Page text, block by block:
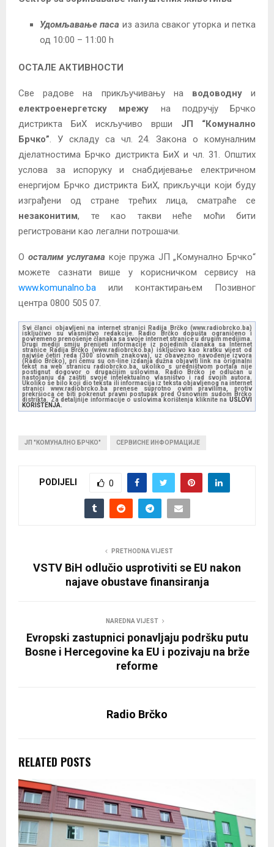
Удомљавање паса из азила сваког уторка и петка
од 10:00 – 11:00 h
ОСТАЛЕ АКТИВНОСТИ
Све радове на прикључивању на водоводнуи
електроенергетску мрежу на подручју Брчко
дистрикта БиХ искључиво врши ЈП “Комунално
Брчко”. У складу са чл. 24. Закона о комуналним
дјелатностима Брчко дистрикта БиХ и чл. 31. Општих
услова за испоруку и снабдијевање електричном
енергијом Брчко дистрикта БиХ, прикључци који буду
изграђени од стране трећих лица, сматраће се
незаконитим, те као такви неће моћи бити
регистровани као легални потрошачи.
О осталим услугама које пружа ЈП „Комунално Брчко“
можете сазнати више у корисничком сервису на
www.komunalno.ba или контактирањем Позивног
центра 0800 505 07.
Svi članci objavljeni na internet stranici Radija Brčko (www.radiobrcko.ba)
isključivo su vlasništvo redakcije. Radio Brčko dopušta ograničeno i
povremeno prenošenje članaka sa svoje internet stranice u drugim medijima.
Drugi mediji smiju prenijeti informacije iz pojedinih članaka sa Internet
stranice Radija Brčko (www.radiobrcko.ba) isključivo kao kratku vijest od
najviše četiri reda (300 slovnih znakova), uz obavezno navođenje izvora
(Radio Brčko), pri čemu su on-line izdanja dužna objaviti link na originalni
tekst na web stranicu radiobrcko.ba, ukoliko s uredništvom portala nije
postignut dogovor o drugačijim uslovima. Radio Brčko je odlučan u
nastojanju da zaštiti svoje intelektualno vlasništvo i rad svojih autora.
Ukoliko se bilo koji dio teksta ili informacija iz teksta objavljenog na internet
stranici www.radiobrcko.ba prenese suprotno ovim pravilima, protiv
prekršioca će biti pokrenut pravni postupak pred Osnovnim sudom Brčko
distrikta. Za detaljnije informacije o uslovima korištenja kliknite na USLOVI
KORIŠTENJA.
ЈП "КОМУНАЛНО БРЧКО" СЕРВИСНЕ ИНФОРМАЦИЈЕ
PODIJELI 0
PRETHODNA VIJEST
VSTV BiH odlučio usprotiviti se EU nakon
najave obustave finansiranja
NAREDNA VIJEST
Evropski zastupnici ponavljaju podršku putu
Bosne i Hercegovine ka EU i pozivaju na brže
reforme
Radio Brčko
RELATED POSTS